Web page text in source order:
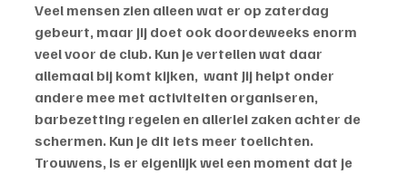
Veel mensen zien alleen wat er op zaterdag
gebeurt, maar jij doet ook doordeweeks enorm
veel voor de club. Kun je vertellen wat daar
allemaal bij komt kijken,  want Jij helpt onder
andere mee met activiteiten organiseren,
barbezetting regelen en allerlei zaken achter de
schermen. Kun je dit iets meer toelichten.
Trouwens, is er eigenlijk wel een moment dat je